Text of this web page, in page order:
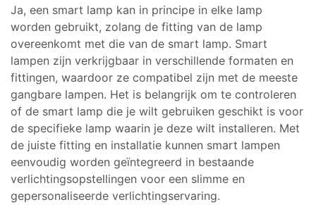
Ja, een smart lamp kan in principe in elke lamp
worden gebruikt, zolang de fitting van de lamp
overeenkomt met die van de smart lamp. Smart
lampen zijn verkrijgbaar in verschillende formaten en
fittingen, waardoor ze compatibel zijn met de meeste
gangbare lampen. Het is belangrijk om te controleren
of de smart lamp die je wilt gebruiken geschikt is voor
de specifieke lamp waarin je deze wilt installeren. Met
de juiste fitting en installatie kunnen smart lampen
eenvoudig worden geïntegreerd in bestaande
verlichtingsopstellingen voor een slimme en
gepersonaliseerde verlichtingservaring.